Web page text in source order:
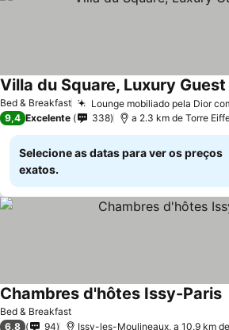
Bed & Breakfast Lounge mobiliado pela Dior
Villa du Square, Luxury
9,4 Excelente 338 a 2.3 km de Torre
Selecione as datas para ver os preços
exatos.
Bed & Breakfast
Chambres d'hôtes Issy-Paris
6,8 94 Issy-les-Moulineaux, a 10.9 km